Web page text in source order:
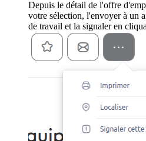
Depuis le détail de l'offre
votre sélection, l'envoyer à un
de travail et la signaler en